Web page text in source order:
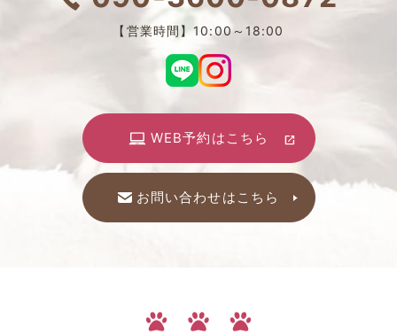
【営業時間】10:00～18:00
WEB予約はこちら
お問い合わせはこちら